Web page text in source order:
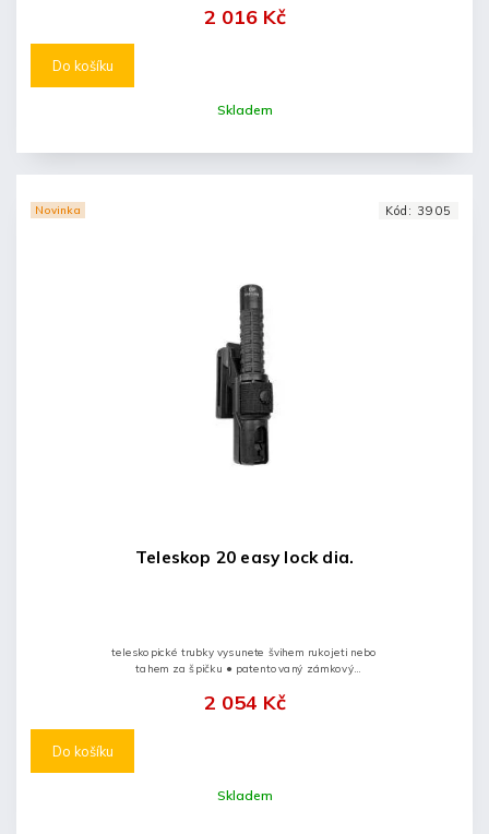
Skladem
2 016 Kč
Do košíku
koncovce...
Novinka
Teleskop 20 easy lock dia.
Skladem
2 054 Kč
Do košíku
teleskopické trubky vysunete švihem rukojeti nebo
tahem za špičku ● patentovaný zámkový
koncovce a...
Kód: 3905